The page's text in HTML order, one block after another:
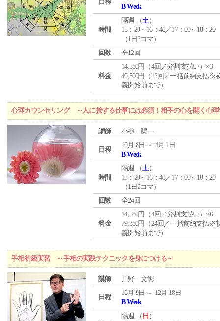
日程
B Week
時間
隔週 （土）
15：20～16：40／17：00～18：20
（1日2コマ）
回数
全12回
料金
14,580円（4回／分割支払い）×3
40,500円（12回／一括前納支払※
義開始前まで）
心理カウンセリング ～人に接する仕事には必須！相手の心を開く心理
講師 小槌 陽一
日程
10月 8日 ～ 4月 1日
B Week
時間
隔週 （土）
15：20～16：40／17：00～18：20
（1日2コマ）
回数
全24回
料金
14,580円（4回／分割支払い）×6
79,380円（24回／一括前納支払※
義開始前まで）
手相初級実習 ～手相の実践テクニックを身につける～
講師 川野 文彰
日程
10月 9日 ～ 12月 18日
B Week
隔週 （ 日 ）